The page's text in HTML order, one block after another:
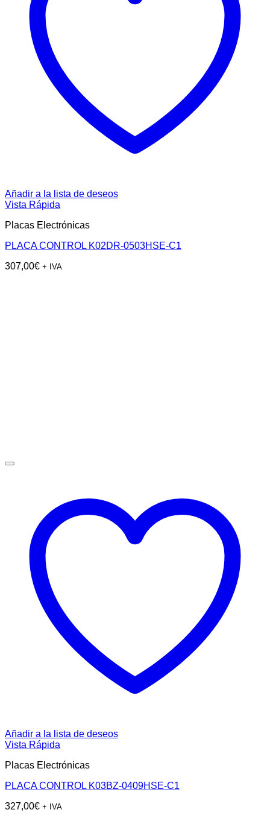
Añadir a la lista de deseos
Vista Rápida
Placas Electrónicas
PLACA CONTROL K02DR-0503HSE-C1
307,00€ + IVA
Añadir a la lista de deseos
Vista Rápida
Placas Electrónicas
PLACA CONTROL K03BZ-0409HSE-C1
327,00€ + IVA